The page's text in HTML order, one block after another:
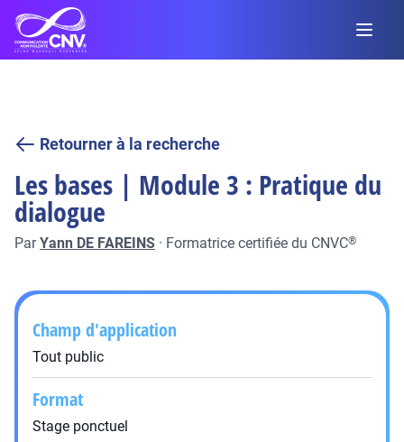
Retourner à la recherche
Les bases | Module 3 : Pratique du
dialogue
ParYann DE FAREINS · Formatrice certifiée du CNVC®
Champ d'application
Tout public
Format
Stage ponctuel